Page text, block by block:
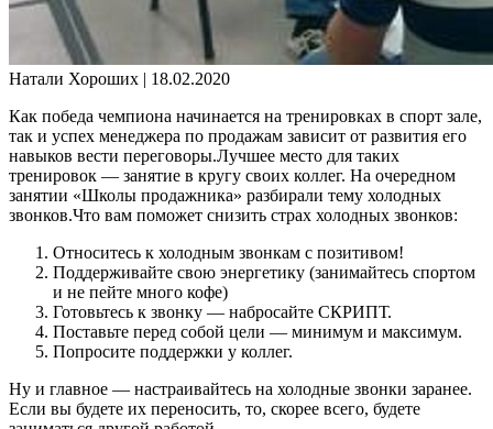
Натали Хороших | 18.02.2020
Как победа чемпиона начинается на тренировках в спорт зале,
так и успех менеджера по продажам зависит от развития его
навыков вести переговоры.Лучшее место для таких
тренировок — занятие в кругу своих коллег. На очередном
занятии «Школы продажника» разбирали тему холодных
звонков.Что вам поможет снизить страх холодных звонков:
Относитесь к холодным звонкам с позитивом!
Поддерживайте свою энергетику (занимайтесь спортом
и не пейте много кофе)
Готовьтесь к звонку — набросайте СКРИПТ.
Поставьте перед собой цели — минимум и максимум.
Попросите поддержки у коллег.
Ну и главное — настраивайтесь на холодные звонки заранее.
Если вы будете их переносить, то, скорее всего, будете